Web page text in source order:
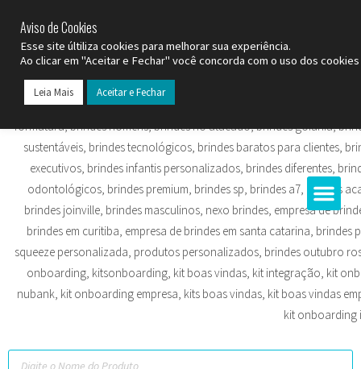
Aviso de Cookies
Esse site últiliza cookies para melhorar sua experiência.
Ao clicar em "Aceitar e Fechar" você concorda com o uso dos
Leia Mais Aceitar e Fechar